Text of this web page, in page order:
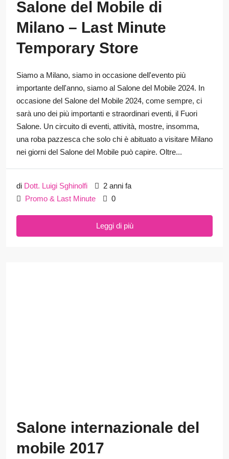
Salone del Mobile di
Milano – Last Minute
Temporary Store
Siamo a Milano, siamo in occasione dell'evento più
importante dell'anno, siamo al Salone del Mobile 2024. In
occasione del Salone del Mobile 2024, come sempre, ci
sarà uno dei più importanti e straordinari eventi, il Fuori
Salone. Un circuito di eventi, attività, mostre, insomma,
una roba pazzesca che solo chi è abituato a visitare Milano
nei giorni del Salone del Mobile può capire. Oltre...
di Dott. Luigi Sghinolfi
2 anni fa
Promo & Last Minute
0
Leggi di più
Salone internazionale del
mobile 2017